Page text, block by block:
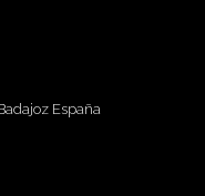
España